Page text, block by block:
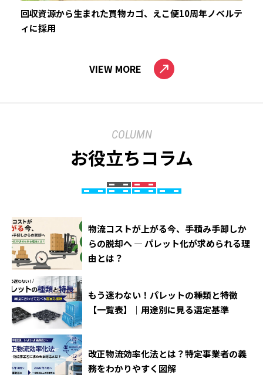
回収資源から生まれた買物カゴ、えこ便10周年ノベルテ
ィに採用
VIEW MORE
COLUMN
お役立ちコラム
物流コストが上がる今、手積み手卸しか
らの脱却へ ― パレット化が求められる理
由とは？
もう迷わない！パレットの種類と特徴
【一覧表】｜用途別に見る選定基準
改正物流効率化法とは？特定事業者の義
務をわかりやすく図解